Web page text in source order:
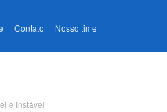
Contato Nosso time
e Instável